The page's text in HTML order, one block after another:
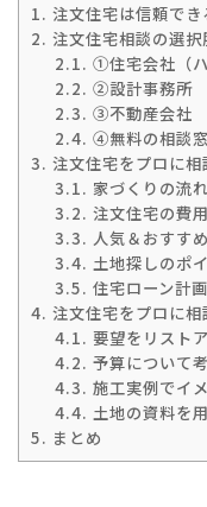
1. 注文住宅は信頼で
2. 注文住宅相談の選択
2.1. ①住宅会社（ハ
2.2. ②設計事務所
2.3. ③不動産会社
2.4. ④無料の相談
3. 注文住宅をプロに
3.1. 家づくりの流
3.2. 注文住宅の費
3.3. 人気＆おすす
3.4. 土地探しのポ
3.5. 住宅ローン計
4. 注文住宅をプロに
4.1. 要望をリスト
4.2. 予算について
4.3. 施工実例でイ
4.4. 土地の資料を
5. まとめ